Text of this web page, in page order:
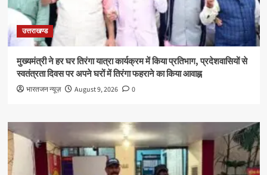
उत्तराखण्ड
मुख्यमंत्री ने हर घर तिरंगा यात्रा कार्यक्रम में किया प्रतिभाग, प्रदेशवासियों से
स्वतंत्रता दिवस पर अपने घरों में तिरंगा फहराने का किया आवाह्न
भारतजन न्यूज़ August 9, 2026 0